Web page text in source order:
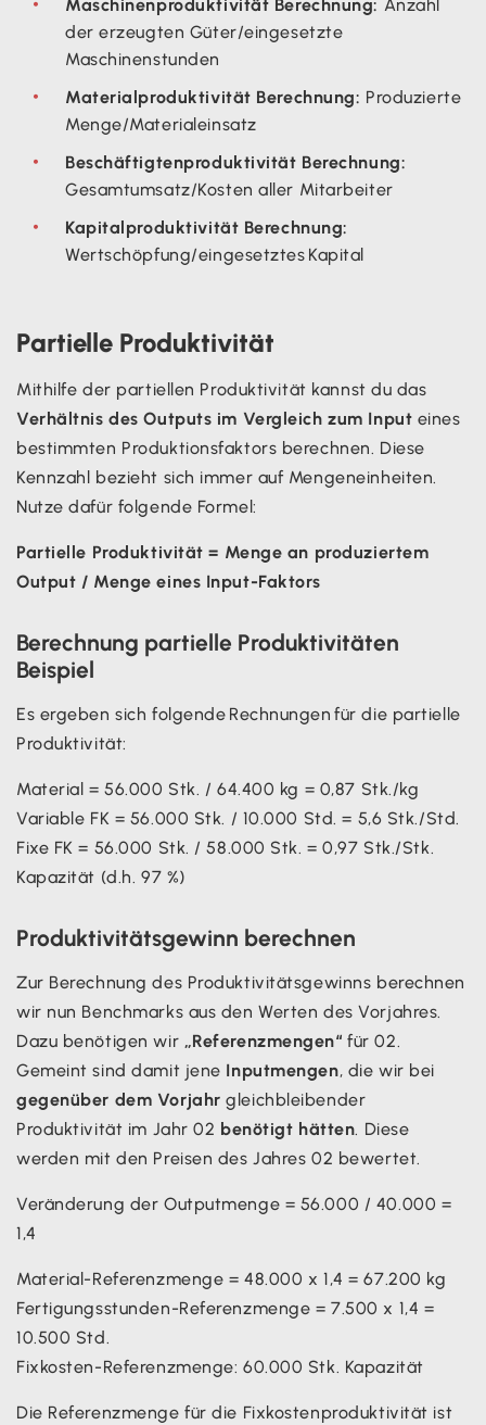
Maschinenproduktivität Berechnung: Anzahl
der erzeugten Güter/eingesetzte
Maschinenstunden
Materialproduktivität Berechnung: Produzierte
Menge/Materialeinsatz
Beschäftigtenproduktivität Berechnung:
Gesamtumsatz/Kosten aller Mitarbeiter
Kapitalproduktivität Berechnung:
Wertschöpfung/eingesetztes Kapital
Partielle Produktivität
Mithilfe der partiellen Produktivität kannst du das
Verhältnis des Outputs im Vergleich zum Input eines
bestimmten Produktionsfaktors berechnen. Diese
Kennzahl bezieht sich immer auf Mengeneinheiten.
Nutze dafür folgende Formel:
Partielle Produktivität = Menge an produziertem
Output / Menge eines Input-Faktors
Berechnung partielle Produktivitäten
Beispiel
Es ergeben sich folgende Rechnungen für die partielle
Produktivität:
Material = 56.000 Stk. / 64.400 kg = 0,87 Stk./kg
Variable FK = 56.000 Stk. / 10.000 Std. = 5,6 Stk./Std.
Fixe FK = 56.000 Stk. / 58.000 Stk. = 0,97 Stk./Stk.
Kapazität (d.h. 97 %)
Produktivitätsgewinn berechnen
Zur Berechnung des Produktivitätsgewinns berechnen
wir nun Benchmarks aus den Werten des Vorjahres.
Dazu benötigen wir „Referenzmengen“ für 02.
Gemeint sind damit jene Inputmengen, die wir bei
gegenüber dem Vorjahr gleichbleibender
Produktivität im Jahr 02 benötigt hätten. Diese
werden mit den Preisen des Jahres 02 bewertet.
Veränderung der Outputmenge = 56.000 / 40.000 =
1,4
Material-Referenzmenge = 48.000 x 1,4 = 67.200 kg
Fertigungsstunden-Referenzmenge = 7.500 x 1,4 =
10.500 Std.
Fixkosten-Referenzmenge: 60.000 Stk. Kapazität
Die Referenzmenge für die Fixkostenproduktivität ist